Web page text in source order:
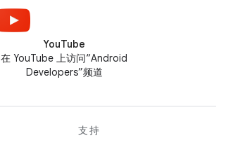
YouTube
在 YouTube 上访问“Android
Developers”频道
支持